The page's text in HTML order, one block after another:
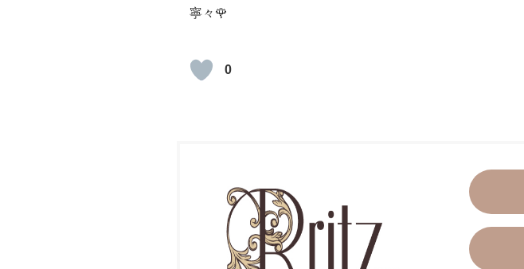
寧々🌹
0